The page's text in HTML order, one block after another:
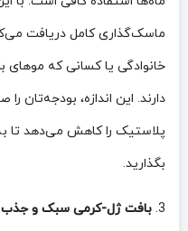
ماسک‌گذاری کامل دریافت
خانوادگی یا کسانی که موهای
دارند. این اندازه،
پلاستیک را کاهش می‌دهد تا
بگذارید.
3. بافت ژل-کرمی سبک و